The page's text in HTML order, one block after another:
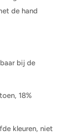
de hand
bij de
18%
kleuren, niet